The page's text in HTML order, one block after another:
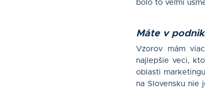
bolo to veľmi
Máte v
Vzorov mám
najlepšie veci,
oblasti
na Slovensku nie